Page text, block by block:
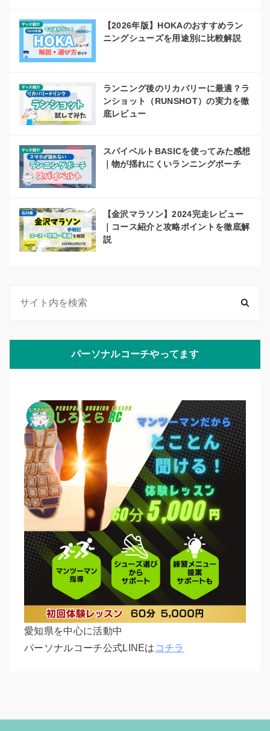
【2026年版】HOKAのおすすめラン
ニングシューズを用途別に比較解説
ランニング後のリカバリーに最適？ラ
ンショット（RUNSHOT）の実力を徹
底レビュー
スパイベルトBASICを使ってみた感想
｜物が揺れにくいランニングポーチ
【金沢マラソン】2024完走レビュー
｜コース紹介と攻略ポイントを徹底解
説
パーソナルコーチやってます
愛知県を中心に活動中
パーソナルコーチ公式LINEは コチラ